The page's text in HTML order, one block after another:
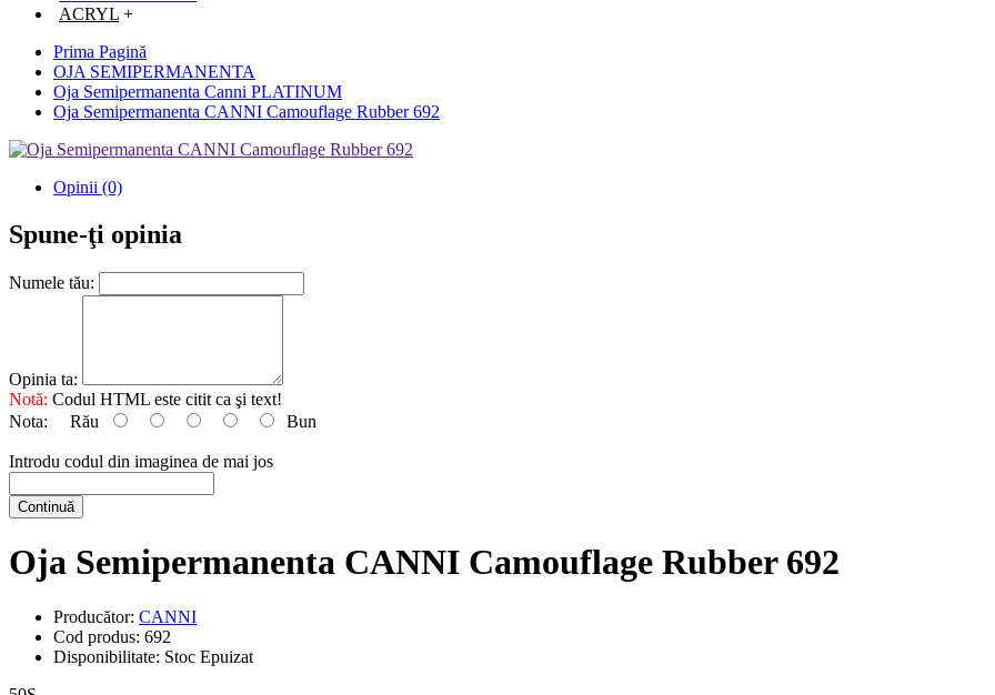
ACRYL +
Prima Pagină
OJA SEMIPERMANENTA
Oja Semipermanenta Canni PLATINUM
Oja Semipermanenta CANNI Camouflage Rubber 692
Opinii (0)
Spune-ţi opinia
Numele tău:
Opinia ta:
Notă: Codul HTML este citit ca şi text!
Nota: Rău Bun
Introdu codul din imaginea de mai jos
Continuă
Oja Semipermanenta CANNI Camouflage Rubber 692
Producător: CANNI
Cod produs: 692
Disponibilitate: Stoc Epuizat